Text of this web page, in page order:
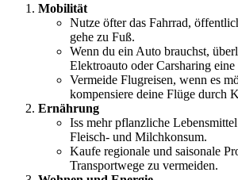
Mobilität
Nutze öfter das Fahrrad,
gehe zu Fuß.
Wenn du ein Auto brauchst,
Elektroauto oder Carsharing
Vermeide Flugreisen, wenn es
kompensiere deine Flüge durch
Ernährung
Iss mehr pflanzliche
Fleisch- und Milchkonsum.
Kaufe regionale und saisonale
Transportwege zu vermeiden.